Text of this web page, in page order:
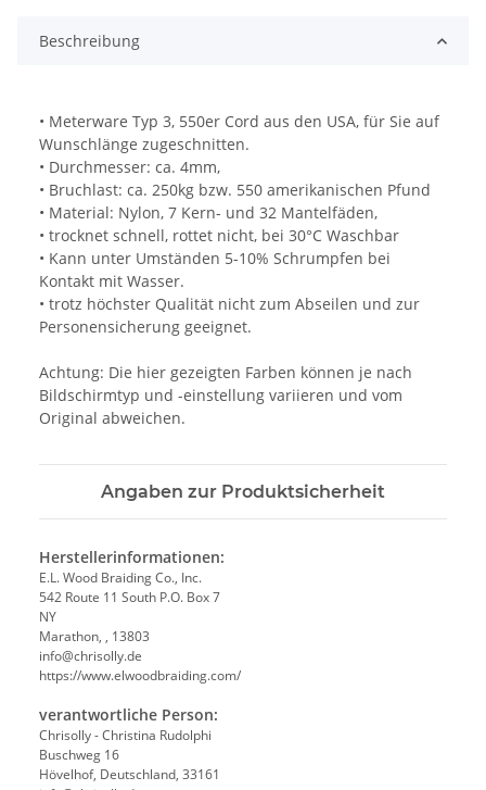
Beschreibung
• Meterware Typ 3, 550er Cord aus den USA, für Sie auf
Wunschlänge zugeschnitten.
• Durchmesser: ca. 4mm,
• Bruchlast: ca. 250kg bzw. 550 amerikanischen Pfund
• Material: Nylon, 7 Kern- und 32 Mantelfäden,
• trocknet schnell, rottet nicht, bei 30°C Waschbar
• Kann unter Umständen 5-10% Schrumpfen bei
Kontakt mit Wasser.
• trotz höchster Qualität nicht zum Abseilen und zur
Personensicherung geeignet.
Achtung: Die hier gezeigten Farben können je nach
Bildschirmtyp und -einstellung variieren und vom
Original abweichen.
Angaben zur Produktsicherheit
Herstellerinformationen:
E.L. Wood Braiding Co., Inc.
542 Route 11 South P.O. Box 7
NY
Marathon, , 13803
info@chrisolly.de
https://www.elwoodbraiding.com/
verantwortliche Person:
Chrisolly - Christina Rudolphi
Buschweg 16
Hövelhof, Deutschland, 33161